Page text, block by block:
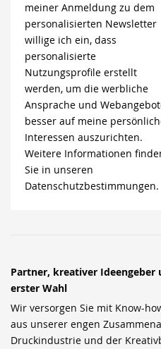
meiner Anmeldung zu dem
personalisierten Newsletter
willige ich ein, dass
personalisierte
Nutzungsprofile erstellt
werden, um die werbliche
Ansprache und
besser auf meine
Interessen auszurichten.
Weitere Informationen
Sie in unseren
Datenschutzbestimmungen.
Partner, kreativer Ideengeber
erster Wahl
Wir versorgen Sie mit Know-
aus unserer engen
Druckindustrie und der